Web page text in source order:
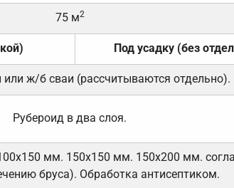
75 м2
Под усадку (без
или ж/б сваи (рассчитываются отдельно).
Рубероид в два слоя.
мм. 150х150 мм. 150х200 мм.
бруса). Обработка антисептиком.